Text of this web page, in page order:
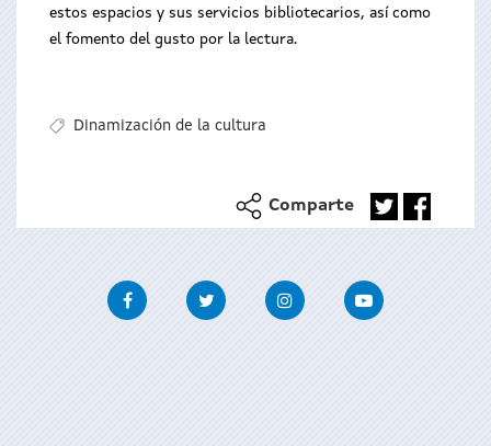
estos espacios y sus servicios bibliotecarios, así como
el fomento del gusto por la lectura.
Dinamización de la cultura
Comparte
FacebookTwitter InstagramYoutube